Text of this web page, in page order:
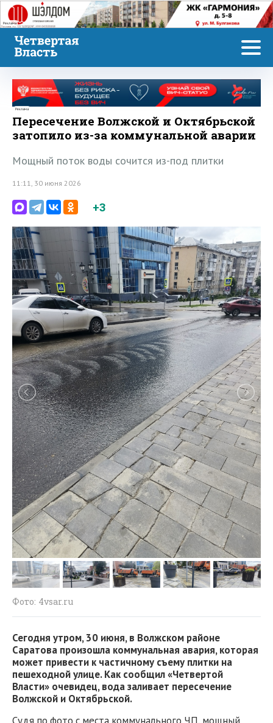
Реклама
Реклама
Пересечение Волжской и Октябрьской
затопило из-за коммунальной аварии
Мощный поток воды сочится из-под плитки
11:11, 30 июня 2026
+3
Фото: 4vsar.ru
Сегодня утром, 30 июня, в Волжском районе
Саратова произошла коммунальная авария, которая
может привести к частичному съему плитки на
пешеходной улице. Как сообщил «Четвертой
Власти» очевидец, вода заливает пересечение
Волжской и Октябрьской.